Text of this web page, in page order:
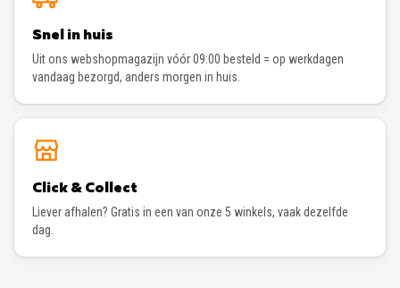
Snel in huis
Uit ons webshopmagazijn vóór 09:00 besteld = op werkdagen
vandaag bezorgd, anders morgen in huis.
Click & Collect
Liever afhalen? Gratis in een van onze 5 winkels, vaak dezelfde
dag.